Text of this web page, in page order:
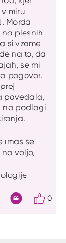
miru
Morda
na plesnih
si vzame
na to, da
se mi
pogovor.
povedala,
na podlagi
imaš še
na voljo,
0